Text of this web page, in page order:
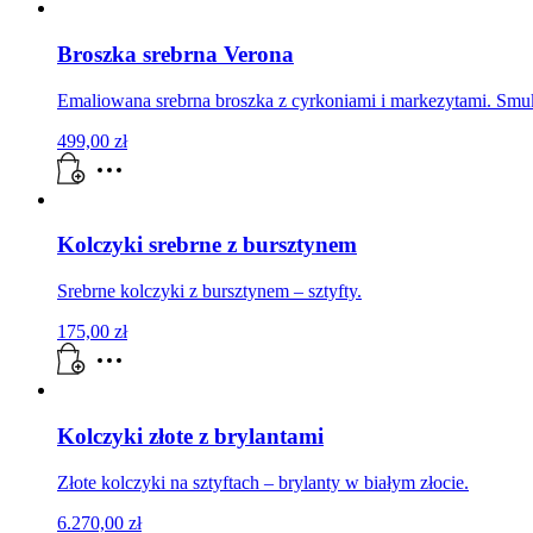
Broszka srebrna Verona
Emaliowana srebrna broszka z cyrkoniami i markezytami.
499,00 zł
Kolczyki srebrne z bursztynem
Srebrne kolczyki z bursztynem – sztyfty.
175,00 zł
Kolczyki złote z brylantami
Złote kolczyki na sztyftach – brylanty w białym złocie.
6.270,00 zł